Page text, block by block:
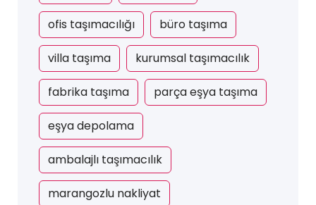
ofis taşımacılığı büro taşıma
villa taşıma kurumsal taşımacılık
fabrika taşıma parça eşya taşıma
eşya depolama
ambalajlı taşımacılık
marangozlu nakliyat